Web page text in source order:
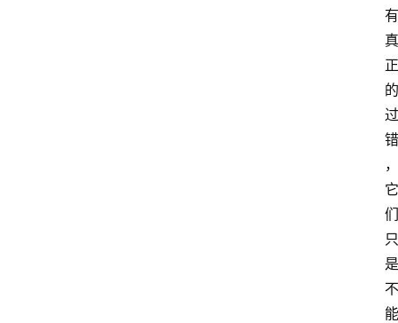
有
真
正
的
过
错
，
它
们
只
是
不
能